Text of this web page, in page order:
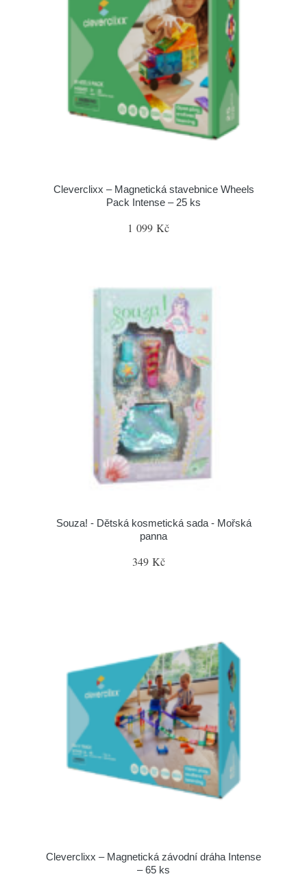
Cleverclixx – Magnetická stavebnice Wheels
Pack Intense – 25 ks
1 099 Kč
Souza! - Dětská kosmetická sada - Mořská
panna
349 Kč
Cleverclixx – Magnetická závodní dráha Intense
– 65 ks